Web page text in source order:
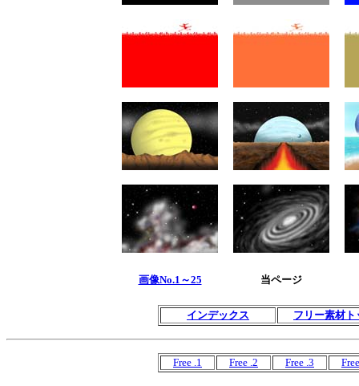
画像No.1～25 当ページ
インデックス フリー素材ト
Free .1 Free .2 Free .3